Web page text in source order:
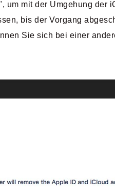
um mit der Umgehung der
bis der Vorgang
Sie sich bei einer